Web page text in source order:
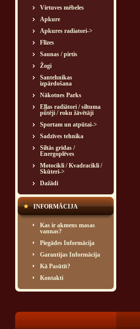
Virtuves mēbeles
Apkure
Apkures radiatori->
Flīzes
Saunas / pirtis
Žogi
Santehnikas
izpārdošana
Nākotnes Parks
Eļļas radiātori / siltuma
pūtēji / roku žāvētāji
Sportam un atpūtai->
Sadzīves tehnika
Siltās grīdas /
Energoplēves
Motocikli / Kvadracikli /
Skūteri->
Dažādi
INFORMĀCIJA
Kas ir akmens masas
vannas?
Piegādes Informācija
Garantijas Informācija
Kā Pasūtīt?
Kontakti